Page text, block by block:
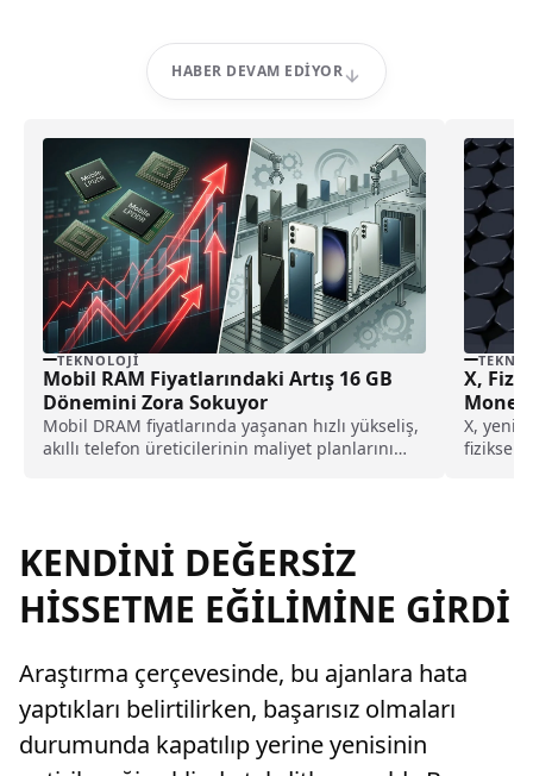
HABER DEVAM EDIYOR
TEKNOLOJI
Mobil RAM Fiyatlarındaki Artış 16 GB
Dönemini Zora Sokuyor
Mobil DRAM fiyatlarında yaşanan hızlı yükseliş,
akıllı telefon üreticilerinin maliyet planlarını
X,
X, yeni
fiziksel
KENDİNİ DEĞERSİZ
HİSSETME EĞİLİMİNE GİRDİ
Araştırma çerçevesinde, bu ajanlara hata
yaptıkları belirtilirken, başarısız olmaları
durumunda kapatılıp yerine yenisinin